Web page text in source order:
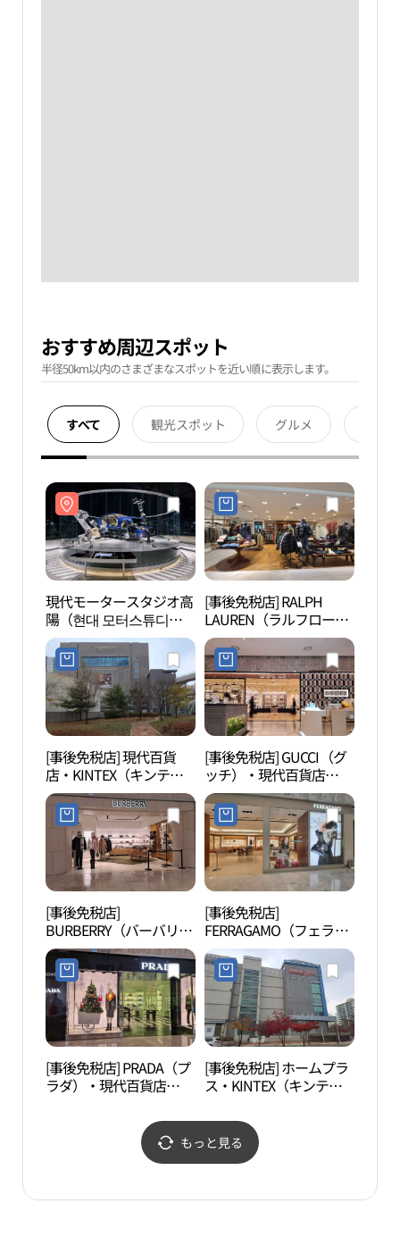
おすすめ周辺スポット
半径50km以内のさまざまなスポットを近い順に表示します。
すべて 観光スポット グルメ
現代モータースタジオ高
陽（현대 모터스튜디오
고양）
[事後免税店] RALPH
LAUREN（ラルフローレ
ン）・現代百貨店
KINTEX（キンテック
ス）店(랄프로렌 현대백
화점 킨텍스점)
[事後免税店] 現代百貨
店・KINTEX（キンテッ
クス）店(현대백화점 킨
텍스점)
[事後免税店] GUCCI（グ
ッチ）・現代百貨店
KINTEX（キンテック
ス）店(구찌 현대백화점
킨텍스점)
[事後免税店]
BURBERRY（バーバリ
ー）・現代百貨店
KINTEX（キンテック
ス）店(버버리 현대백화
점 킨텍스점)
[事後免税店]
FERRAGAMO（フェラガ
モ）・現代百貨店
KINTEX（キンテック
ス）店(페라가모 현대백
화점 킨텍스점)
[事後免税店] PRADA（プ
ラダ）・現代百貨店
ス）店(프라다 현대백화
[事後免税店] ホームプラ
ス・KINTEX（キンテッ
스점)
もっと見る